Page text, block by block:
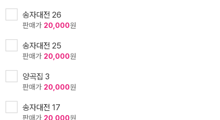
송자대전 26
판매가 20,000원
송자대전 25
판매가 20,000원
양곡집 3
판매가 20,000원
송자대전 17
판매가 20,000원